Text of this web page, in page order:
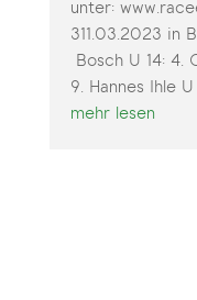
unter:
311.03.2023 in
Bosch U 14: 4.
9. Hannes Ihle
mehr lesen